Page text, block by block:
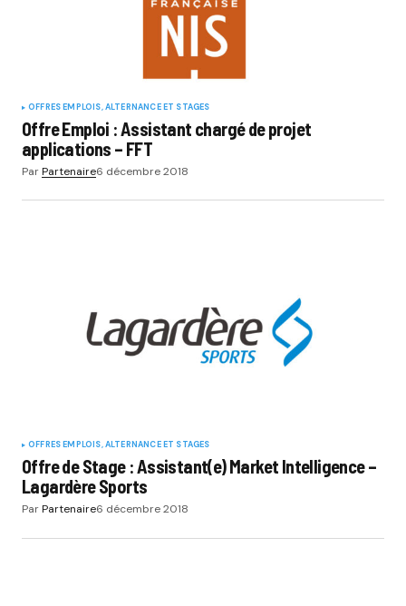
OFFRES EMPLOIS, ALTERNANCE ET STAGES
Offre Emploi : Assistant chargé de projet
applications – FFT
ParPartenaire6 décembre 2018
OFFRES EMPLOIS, ALTERNANCE ET STAGES
Offre de Stage : Assistant(e) Market Intelligence –
Lagardère Sports
ParPartenaire6 décembre 2018